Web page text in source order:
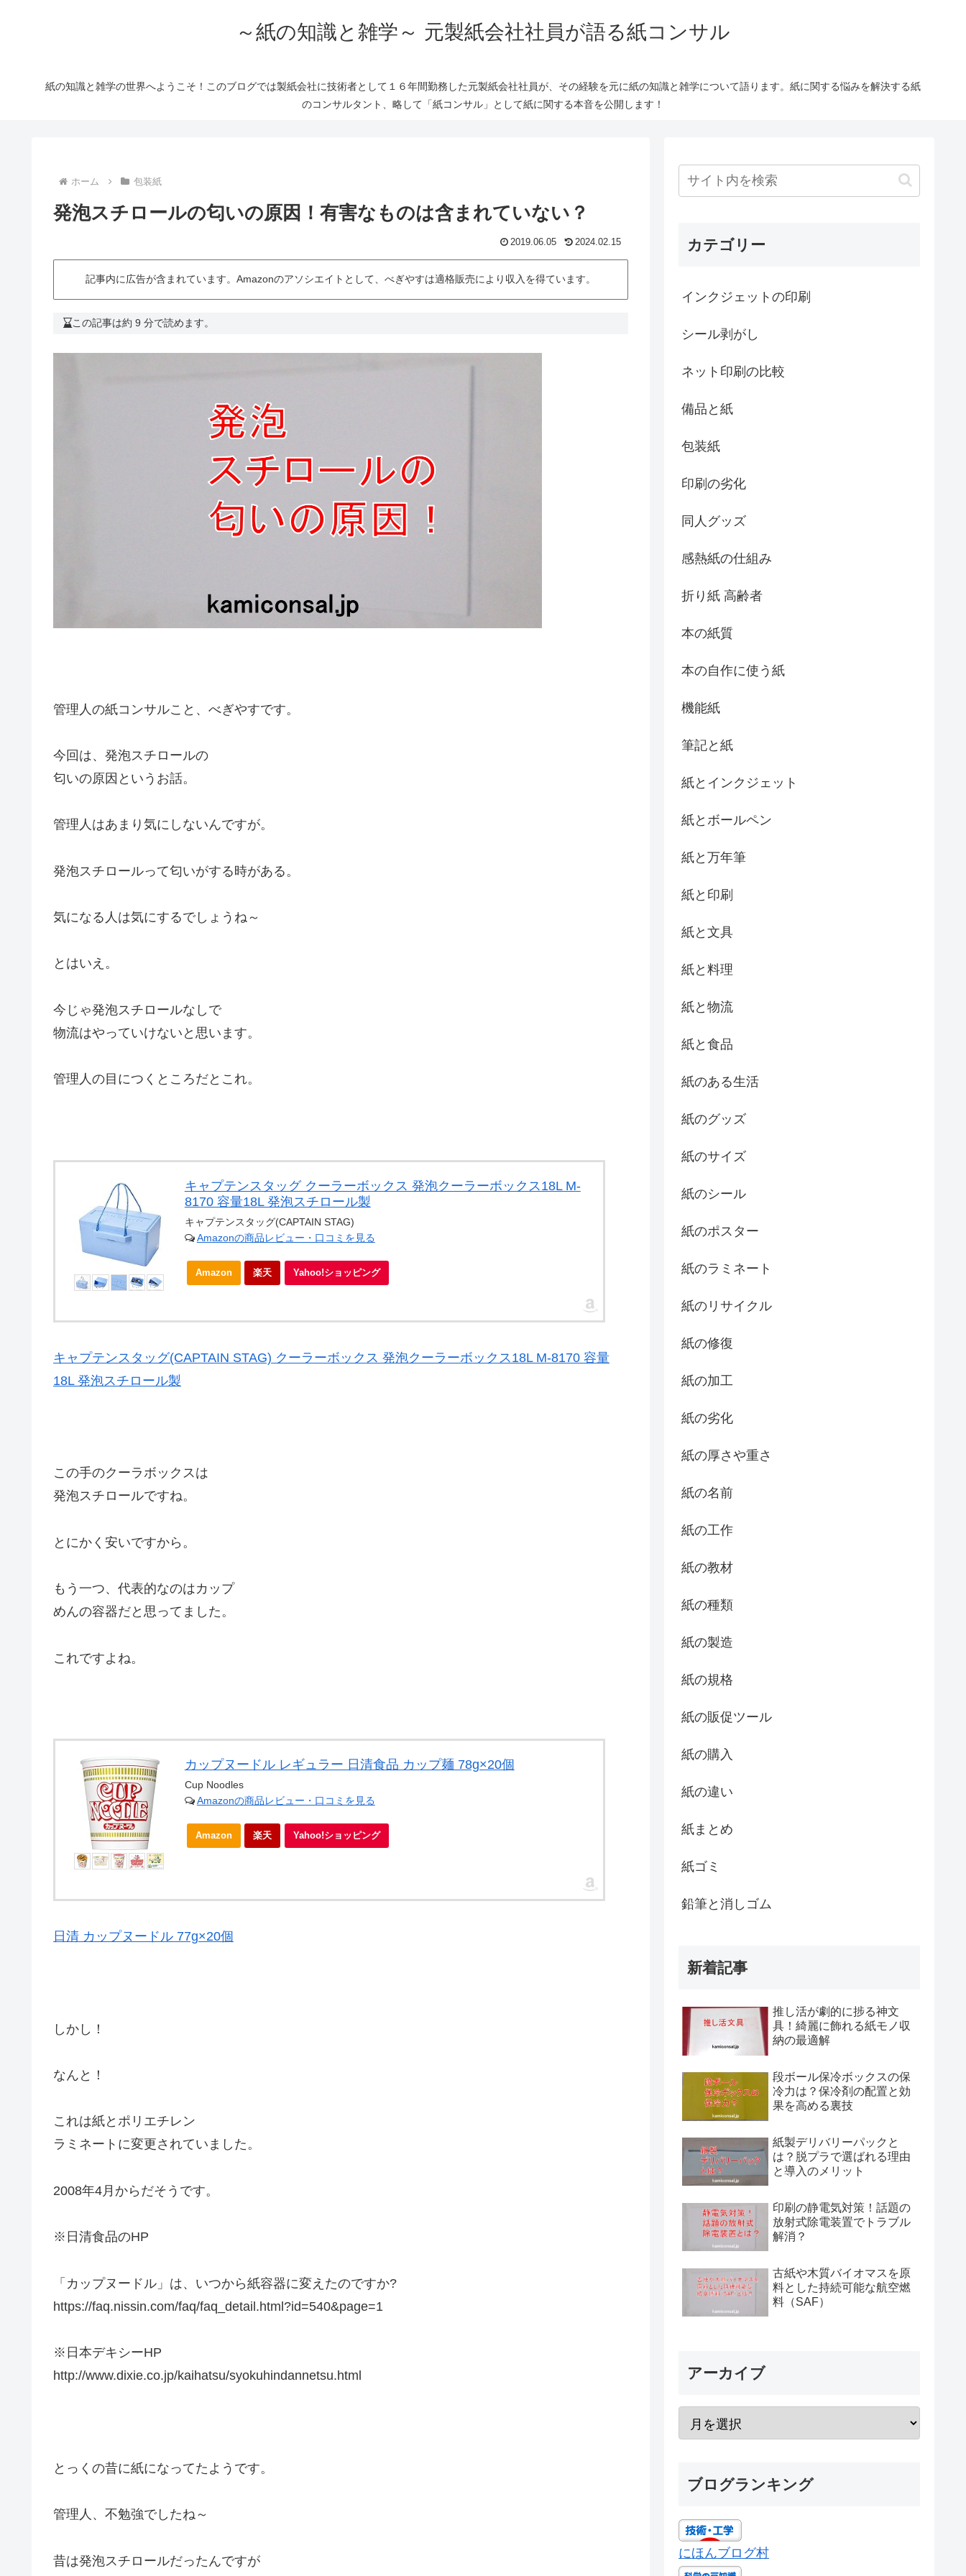
～紙の知識と雑学～ 元製紙会社社員が語る紙コンサル
紙の知識と雑学の世界へようこそ！このブログでは製紙会社に技術者として１６年間勤務した元製紙会社社員が、その経験を元に紙の知識と雑学について語ります。紙に関する悩みを解決する紙
のコンサルタント、略して「紙コンサル」として紙に関する本音を公開します！
ホーム 包装紙
発泡スチロールの匂いの原因！有害なものは含まれていない？
2019.06.05 2024.02.15
記事内に広告が含まれています。Amazonのアソシエイトとして、べぎやすは適格販売により収入を得ています。
この記事は約 9 分で読めます。
管理人の紙コンサルこと、べぎやすです。
今回は、発泡スチロールの
匂いの原因というお話。
管理人はあまり気にしないんですが。
発泡スチロールって匂いがする時がある。
気になる人は気にするでしょうね～
とはいえ。
今じゃ発泡スチロールなしで
物流はやっていけないと思います。
管理人の目につくところだとこれ。
キャプテンスタッグ クーラーボックス 発泡クーラーボックス18L M-
8170 容量18L 発泡スチロール製
キャプテンスタッグ(CAPTAIN STAG)
Amazonの商品レビュー・口コミを見る
Amazon 楽天 Yahoo!ショッピング
キャプテンスタッグ(CAPTAIN STAG) クーラーボックス 発泡クーラーボックス18L M-8170 容量
18L 発泡スチロール製
この手のクーラボックスは
発泡スチロールですね。
とにかく安いですから。
もう一つ、代表的なのはカップ
めんの容器だと思ってました。
これですよね。
カップヌードル レギュラー 日清食品 カップ麺 78g×20個
Cup Noodles
Amazonの商品レビュー・口コミを見る
Amazon 楽天 Yahoo!ショッピング
日清 カップヌードル 77g×20個
しかし！
なんと！
これは紙とポリエチレン
ラミネートに変更されていました。
2008年4月からだそうです。
※日清食品のHP
「カップヌードル」は、いつから紙容器に変えたのですか?
https://faq.nissin.com/faq/faq_detail.html?id=540&page=1
※日本デキシーHP
http://www.dixie.co.jp/kaihatsu/syokuhindannetsu.html
とっくの昔に紙になってたようです。
管理人、不勉強でしたね～
昔は発泡スチロールだったんですが
カテゴリー
インクジェットの印刷
シール剥がし
ネット印刷の比較
備品と紙
包装紙
印刷の劣化
同人グッズ
感熱紙の仕組み
折り紙 高齢者
本の紙質
本の自作に使う紙
機能紙
筆記と紙
紙とインクジェット
紙とボールペン
紙と万年筆
紙と印刷
紙と文具
紙と料理
紙と物流
紙と食品
紙のある生活
紙のグッズ
紙のサイズ
紙のシール
紙のポスター
紙のラミネート
紙のリサイクル
紙の修復
紙の加工
紙の劣化
紙の厚さや重さ
紙の名前
紙の工作
紙の教材
紙の種類
紙の製造
紙の規格
紙の販促ツール
紙の購入
紙の違い
紙まとめ
紙ゴミ
鉛筆と消しゴム
新着記事
推し活が劇的に捗る神文
具！綺麗に飾れる紙モノ収
納の最適解
段ボール保冷ボックスの保
冷力は？保冷剤の配置と効
果を高める裏技
紙製デリバリーパックと
は？脱プラで選ばれる理由
と導入のメリット
印刷の静電気対策！話題の
放射式除電装置でトラブル
解消？
古紙や木質バイオマスを原
料とした持続可能な航空燃
料（SAF）
アーカイブ
ブログランキング
にほんブログ村